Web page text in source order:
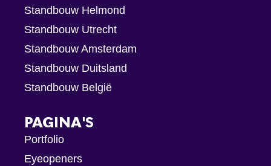
Standbouw Helmond
Standbouw Utrecht
Standbouw Amsterdam
Standbouw Duitsland
Standbouw België
PAGINA'S
Portfolio
Eyeopeners